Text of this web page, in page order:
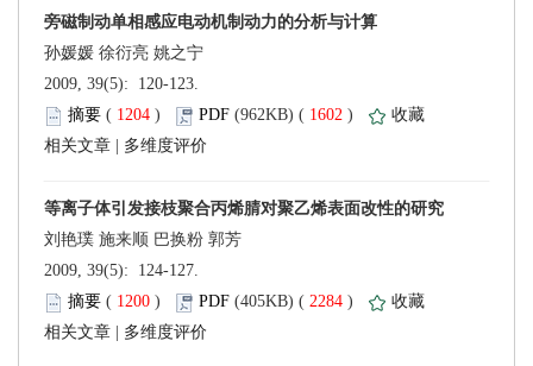
2009, 39(5): 120-123.
(
) 1602 )
2009, 39(5): 124-127.
(
) 2284 )